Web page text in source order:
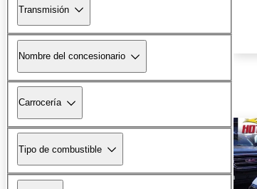
Transmisión
Nombre del concesionario
Carrocería
Tipo de combustible